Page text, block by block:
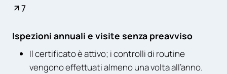
7
Ispezioni annuali e visite senza preavviso
Il certificato è attivo; i controlli di routine
vengono effettuati almeno una volta all’anno.